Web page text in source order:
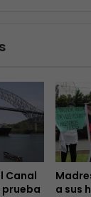
Canal
prueba
a sus